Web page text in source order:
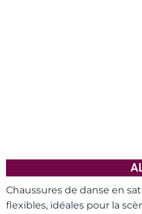
Chaussures de danse en
flexibles, idéales pour la